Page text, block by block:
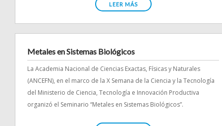
LEER MÁS
Metales en Sistemas Biológicos
La Academia Nacional de Ciencias Exactas, Físicas y Naturales
(ANCEFN), en el marco de la X Semana de la Ciencia y la Tecnología
del Ministerio de Ciencia, Tecnología e Innovación Productiva
organizó el Seminario “Metales en Sistemas Biológicos”.